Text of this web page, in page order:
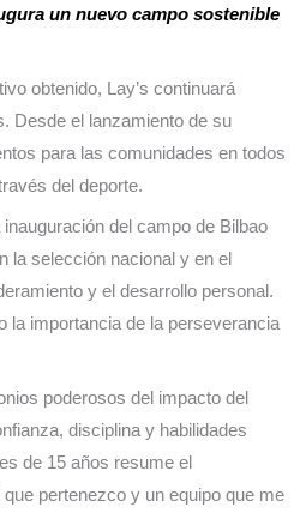
un nuevo campo sostenible
obtenido, Lay’s continuará
Desde el lanzamiento de su
para las comunidades en todos
del deporte.
inauguración del campo de Bilbao
la selección nacional y en el
y el desarrollo personal.
la importancia de la perseverancia
poderosos del impacto del
disciplina y habilidades
de 15 años resume el
pertenezco y un equipo que me